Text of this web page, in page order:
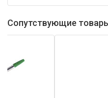
Сопутствующие